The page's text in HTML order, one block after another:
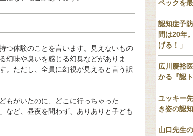
つ体験のことを言います。見えないもの
幻味や臭いを感じる幻臭などがありま
。ただし、全員に幻視が見えると言う訳
もがいたのに、どこに行っちゃった
など、昼夜を問わず、ありありと子ども
ペックを
認知症予
間は20年
げる！」
広川慶裕
かる『認
ユッキー
き姿の認
山口先生